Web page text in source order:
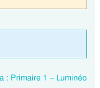
: Primaire 1 – Luminéo